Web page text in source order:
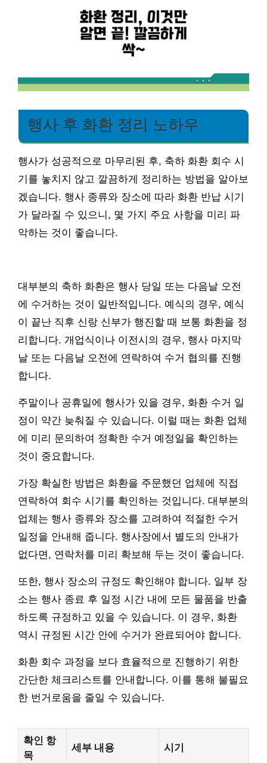
행사 후 화환 정리 노하우
행사가 성공적으로 마무리된 후, 축하 화환 회수 시
기를 놓치지 않고 깔끔하게 정리하는 방법을 알아보
겠습니다. 행사 종류와 장소에 따라 화환 반납 시기
가 달라질 수 있으니, 몇 가지 주요 사항을 미리 파
악하는 것이 좋습니다.
대부분의 축하 화환은 행사 당일 또는 다음날 오전
에 수거하는 것이 일반적입니다. 예식의 경우, 예식
이 끝난 직후 신랑 신부가 행진할 때 보통 화환을 정
리합니다. 개업식이나 이전시의 경우, 행사 마지막
날 또는 다음날 오전에 연락하여 수거 협의를 진행
합니다.
주말이나 공휴일에 행사가 있을 경우, 화환 수거 일
정이 약간 늦춰질 수 있습니다. 이럴 때는 화환 업체
에 미리 문의하여 정확한 수거 예정일을 확인하는
것이 중요합니다.
가장 확실한 방법은 화환을 주문했던 업체에 직접
연락하여 회수 시기를 확인하는 것입니다. 대부분의
업체는 행사 종류와 장소를 고려하여 적절한 수거
일정을 안내해 줍니다. 행사장에서 별도의 안내가
없다면, 연락처를 미리 확보해 두는 것이 좋습니다.
또한, 행사 장소의 규정도 확인해야 합니다. 일부 장
소는 행사 종료 후 일정 시간 내에 모든 물품을 반출
하도록 규정하고 있을 수 있습니다. 이 경우, 화환
역시 규정된 시간 안에 수거가 완료되어야 합니다.
화환 회수 과정을 보다 효율적으로 진행하기 위한
간단한 체크리스트를 안내합니다. 이를 통해 불필요
한 번거로움을 줄일 수 있습니다.
확인 항
목
세부 내용 시기